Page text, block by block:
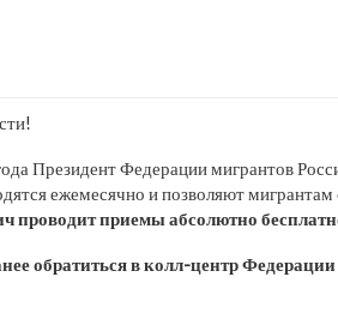
Президент Федерации мигрантов
ежемесячно и позволяют
приемы абсолютно
обратиться в колл-центр